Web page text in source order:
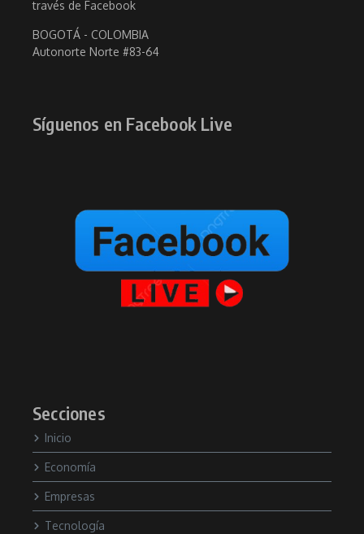
través de Facebook
BOGOTÁ - COLOMBIA
Autonorte Norte #83-64
Síguenos en Facebook Live
Secciones
Inicio
Economía
Empresas
Tecnología